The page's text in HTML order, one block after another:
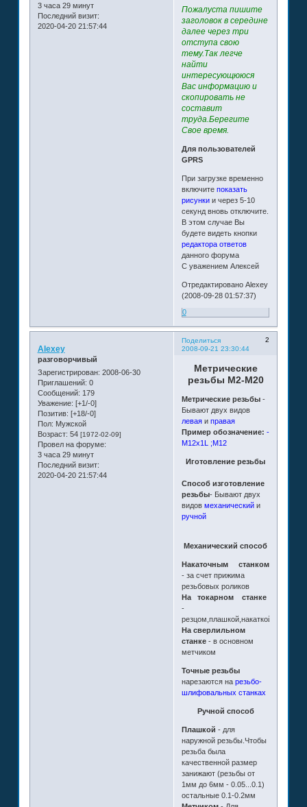
3 часа 29 минут
Последний визит:
2020-04-20 21:57:44
Пожалуста пишите
заголовок в середине
далее через три
отступа свою
тему.Так легче
найти
интересующююся
Вас информацию и
скопировать не
составит
труда.Берегите
Свое время.
Для пользователей
GPRS
При загрузке временно
включите показать
рисункии через 5-10
секунд вновь отключите.
В этом случае Вы
будете видеть кнопки
редактора ответов
данного форума
С уважением Алексей
Отредактировано Alexey
(2008-09-28 01:57:37)
0
Поделиться
2
2008-09-21 23:30:44
Alexey
разговорчивый
Зарегистрирован: 2008-06-30
Приглашений: 0
Сообщений: 179
Уважение: [+1/-0]
Позитив: [+18/-0]
Пол: Мужской
Возраст: 54 [1972-02-09]
Провел на форуме:
3 часа 29 минут
Последний визит:
2020-04-20 21:57:44
Метрические
резьбы М2-М20
Метрические резьбы-
Бывают двух видов
леваяи правая
Пример обозначение: -
M12x1L ;M12
Иготовление резьбы
Способ изготовление
резьбы- Бывают двух
видов механическийи
ручной
Механический способ
Накаточным станком
- за счет прижима
резьбовых роликов
На токарном станке
-
На сверлильном
станке- в основном
метчиком
Точные резьбы
нарезаются на резьбо-
шлифовальных станках
Ручной способ
Плашкой - для
наружной резьбы.Чтобы
резьба была
качественной размер
занижают (резьбы от
1мм до 6мм - 0.05...0.1)
остальные 0.1-0.2мм